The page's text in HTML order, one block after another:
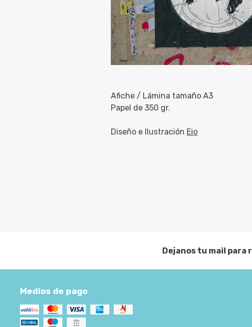
Afiche / Lámina tamaño A3
Papel de 350 gr.
Diseño e Ilustración Eio
Dejanos tu mail para
Medios de pago